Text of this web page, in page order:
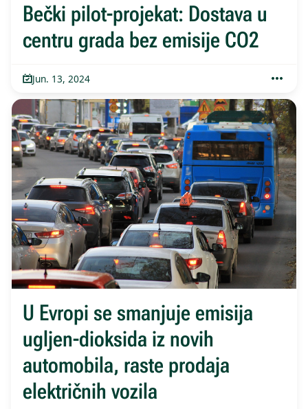
Bečki pilot-projekat: Dostava u
centru grada bez emisije CO2
Jun. 13, 2024
U Evropi se smanjuje emisija
ugljen-dioksida iz novih
automobila, raste prodaja
električnih vozila